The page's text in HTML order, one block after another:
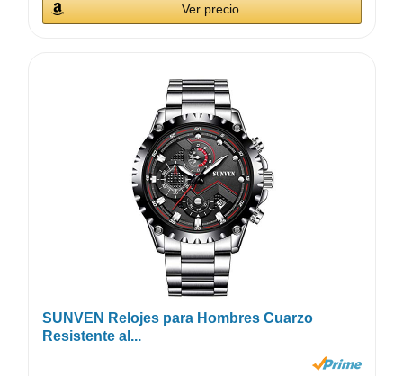
Ver precio
SUNVEN Relojes para Hombres Cuarzo
Resistente al...